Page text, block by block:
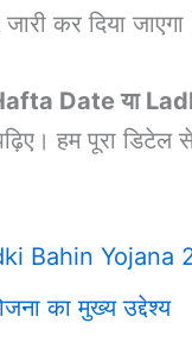
कर दिया
Date या
हम पूरा
Bahin Yojana
का मुख्य उद्देश्य